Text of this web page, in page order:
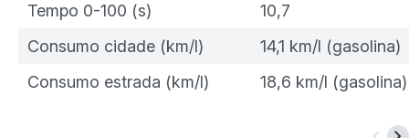
Tempo 0-100 (s)
10,7
Consumo cidade (km/l)
14,1 km/l (gasolina)
Consumo estrada (km/l)
18,6 km/l (gasolina)